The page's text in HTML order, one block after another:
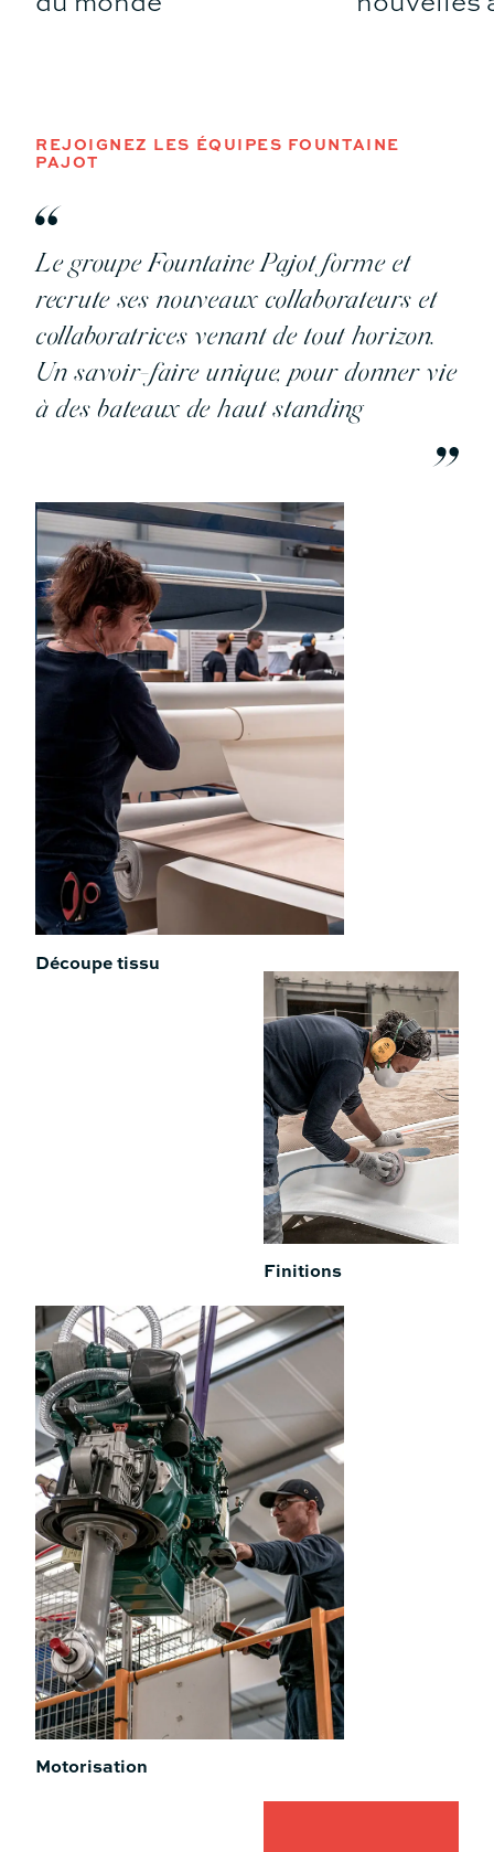
Catamarans
Vivez des expériences hors du
commun, partagez des instants
précieux à bord de votre catamaran
Découpe tissu
Finitions
Motorisation
REJOIGNEZ LES ÉQUIPES FOUNTAINE
PAJOT
Le groupe Fountaine Pajot forme et
recrute ses nouveaux collaborateurs et
collaboratrices venant de tout horizon.
Un savoir-faire unique, pour donner vie
à des bateaux de haut standing